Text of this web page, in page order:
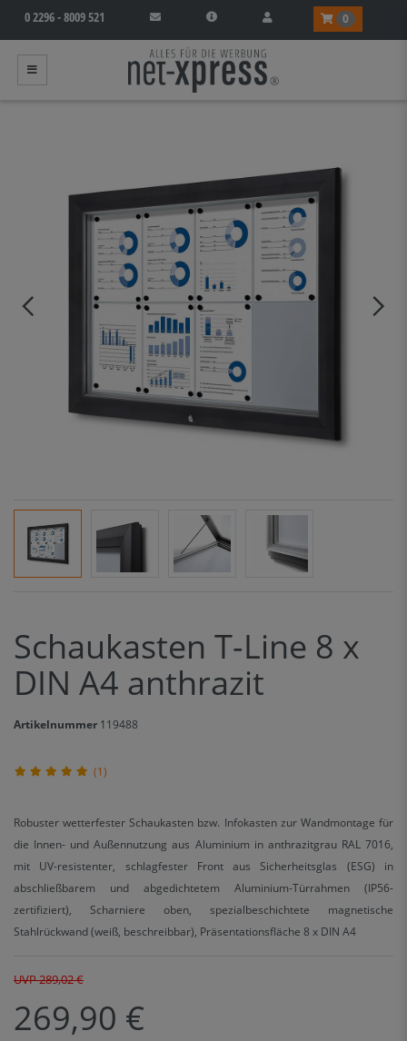
0 2296 - 8009 521 0
Schaukasten T-Line 8 x
DIN A4 anthrazit
Artikelnummer 119488
(1)
Robuster wetterfester Schaukasten bzw. Infokasten zur Wandmontage für
die Innen- und Außennutzung aus Aluminium in anthrazitgrau RAL 7016,
mit UV-resistenter, schlagfester Front aus Sicherheitsglas (ESG) in
abschließbarem und abgedichtetem Aluminium-Türrahmen (IP56-
zertifiziert), Scharniere oben, spezialbeschichtete magnetische
Stahlrückwand (weiß, beschreibbar), Präsentationsfläche 8 x DIN A4
UVP 289,02 €
269,90 €